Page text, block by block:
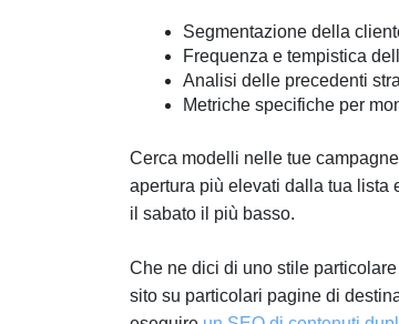
Segmentazione della
Frequenza e tempistica
Analisi delle precedenti
Metriche specifiche per
Cerca modelli nelle tue
apertura più elevati dalla tua lista
il sabato il più basso.
Che ne dici di uno stile
sito su particolari pagine di